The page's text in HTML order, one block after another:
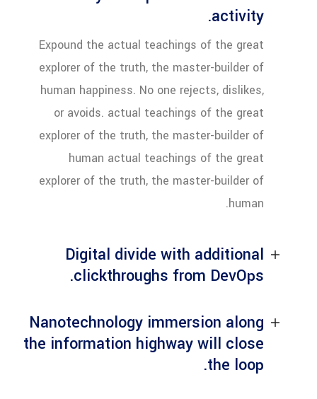
activity.
Expound the actual teachings of the great
explorer of the truth, the master-builder of
human happiness. No one rejects, dislikes,
or avoids. actual teachings of the great
explorer of the truth, the master-builder of
human actual teachings of the great
explorer of the truth, the master-builder of
human.
Digital divide with additional
clickthroughs from DevOps.
Nanotechnology immersion along
the information highway will close
the loop.